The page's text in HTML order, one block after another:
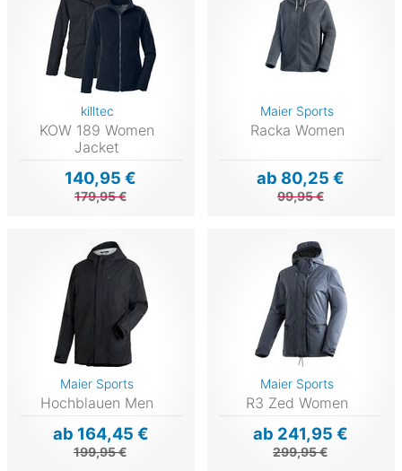
killtec
KOW 189 Women
Jacket
140,95 €
179,95 €
Maier Sports
Racka Women
ab 80,25 €
99,95 €
Maier Sports
Hochblauen Men
ab 164,45 €
199,95 €
Maier Sports
R3 Zed Women
ab 241,95 €
299,95 €